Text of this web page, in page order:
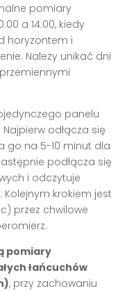
pomiary
a 14:00, kiedy
horyzontem i
Należy unikać dni
panelu
odłącza się
go na 5-10 minut dla
podłącza się
i odczytuje
krokiem jest
przez chwilowe
pomiary
łańcuchów
, przy zachowaniu